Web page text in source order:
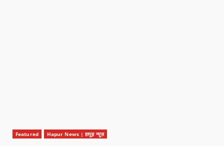
Featured Hapur News | हापुड़ न्यूज़